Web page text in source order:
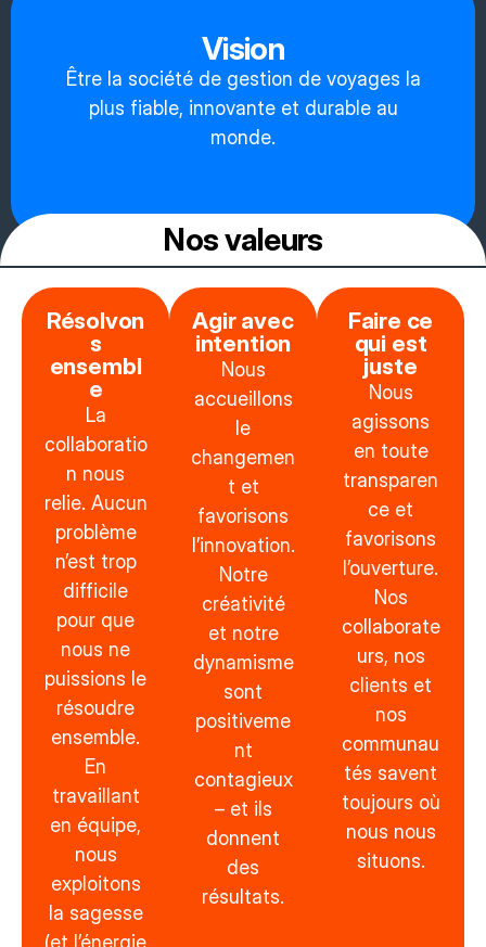
Vision
Être la société de gestion de voyages la
plus fiable, innovante et durable au
monde.
Nos valeurs
Résolvon
s
ensembl
e
La
collaboratio
n nous
relie. Aucun
problème
n’est trop
difficile
pour que
nous ne
puissions le
résoudre
ensemble.
En
travaillant
en équipe,
nous
exploitons
la sagesse
(et l’énergie
Agir avec
intention
Nous
accueillons
le
changemen
t et
favorisons
l’innovation.
Notre
créativité
et notre
dynamisme
sont
positiveme
nt
contagieux
– et ils
donnent
des
résultats.
Faire ce
qui est
juste
Nous
agissons
en toute
transparen
ce et
favorisons
l’ouverture.
Nos
collaborate
urs, nos
clients et
nos
communau
tés savent
toujours où
nous nous
situons.